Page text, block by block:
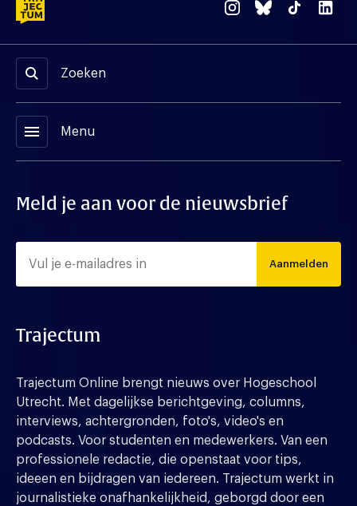
Zoeken
menu Menu
Meld je aan voor de nieuwsbrief
Aanmelden
Trajectum
Trajectum Online brengt nieuws over Hogeschool
Utrecht. Met dagelijkse berichtgeving, columns,
interviews, achtergronden, foto's, video's en
podcasts. Voor studenten en medewerkers. Van een
professionele redactie, die openstaat voor tips,
ideeen en bijdragen van iedereen. Trajectum werkt in
journalistieke onafhankelijkheid, geborgd door een